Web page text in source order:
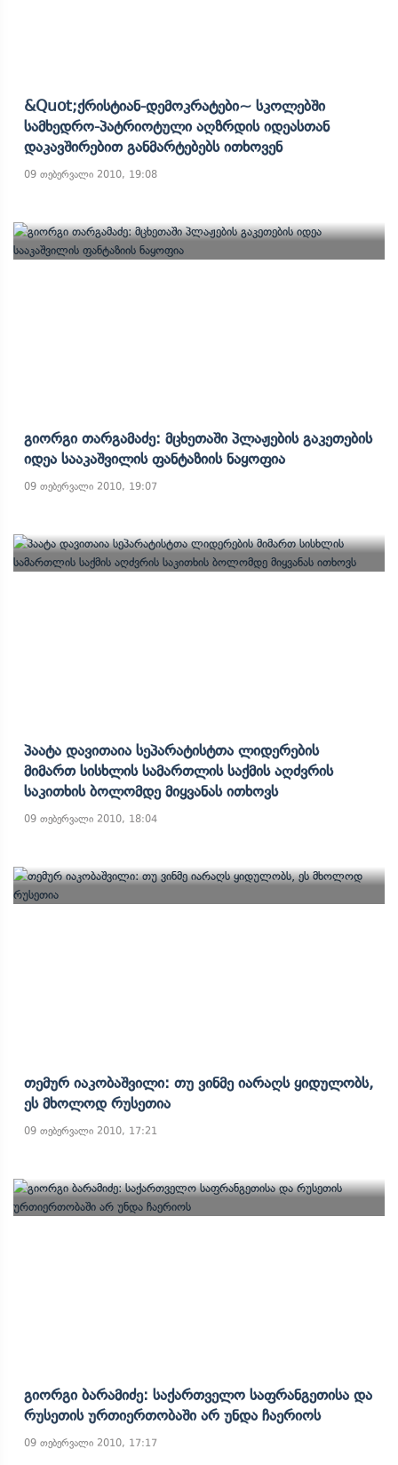
&quot;ქრისტიან-Დემოკრატები~ Სკოლებში
Სამხედრო-Პატრიოტული Აღზრდის Იდეასთან
Დაკავშირებით Განმარტებებს Ითხოვენ
09 თებერვალი 2010, 19:08
Გიორგი Თარგამაძე: Მცხეთაში Პლაჟების Გაკეთების
Იდეა Სააკაშვილის Ფანტაზიის Ნაყოფია
09 თებერვალი 2010, 19:07
Პაატა Დავითაია Სეპარატისტთა Ლიდერების
Მიმართ Სისხლის Სამართლის Საქმის Აღძვრის
Საკითხის Ბოლომდე Მიყვანას Ითხოვს
09 თებერვალი 2010, 18:04
Თემურ Იაკობაშვილი: Თუ Ვინმე Იარაღს Ყიდულობს,
Ეს Მხოლოდ Რუსეთია
09 თებერვალი 2010, 17:21
Გიორგი Ბარამიძე: Საქართველო Საფრანგეთისა Და
Რუსეთის Ურთიერთობაში Არ Უნდა Ჩაერიოს
09 თებერვალი 2010, 17:17